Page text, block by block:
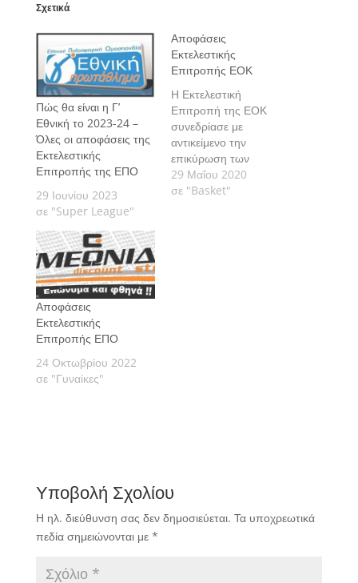
Σχετικά
Πώς θα είναι η Γ’
Εθνική το 2023-24 –
Όλες οι αποφάσεις της
Εκτελεστικής
Επιτροπής της ΕΠΟ
29 Ιουνίου 2023
σε "Super League"
Αποφάσεις
Εκτελεστικής
Επιτροπής ΕΟΚ
Η Εκτελεστική
Επιτροπή της ΕΟΚ
συνεδρίασε με
αντικείμενο την
επικύρωση των
εισηγήσεων της
Επιτροπής
29 Μαΐου 2020
σε "Basket"
Αποφάσεις
Εκτελεστικής
Επιτροπής ΕΠΟ
24 Οκτωβρίου 2022
σε "Γυναίκες"
Υποβολή Σχολίου
Η ηλ. διεύθυνση σας δεν δημοσιεύεται. Τα υποχρεωτικά
πεδία σημειώνονται με *